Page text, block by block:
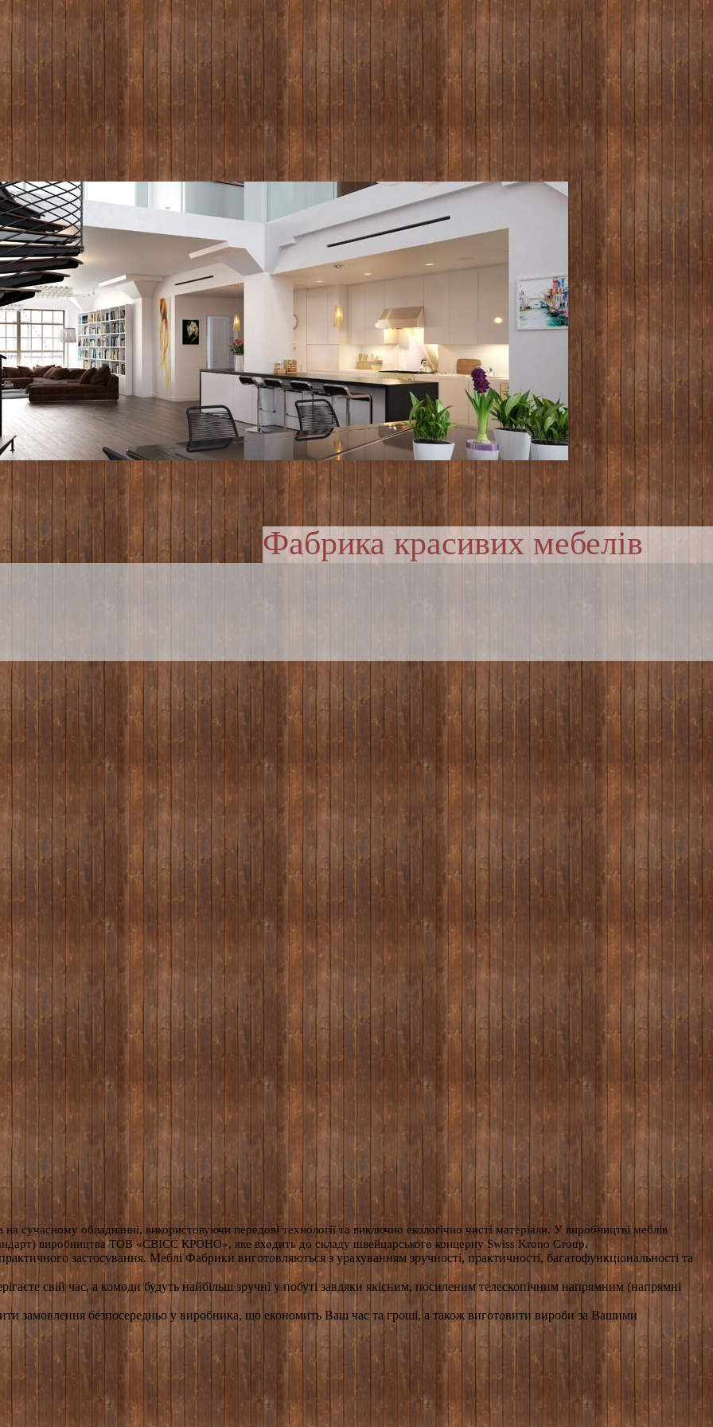
Фабрика красивих мебелів
обладнанні, використовуючи передові технології та виключно екологічно чисті матеріали. У виробництві меблів
виробництва ТОВ «СВІСС КРОНО», яке входить до складу швейцарського концерну Swiss Krono Group.
застосування. Меблі Фабрики виготовляються з урахуванням зручності, практичності, багатофункціональності та
свій час, а комоди будуть найбільш зручні у побуті завдяки якісним, посиленим телескопічним напрямним (напрямні
безпосередньо у виробника, що економить Ваш час та гроші, а також виготовити вироби за Вашими